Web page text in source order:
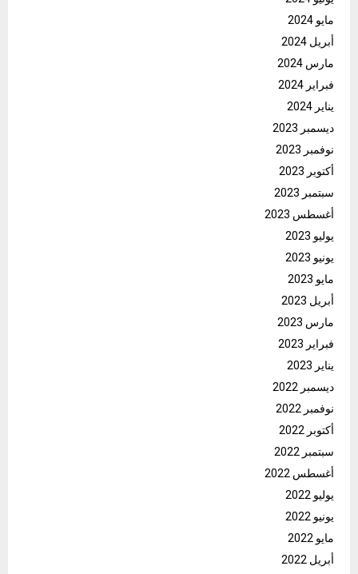
مايو 2024
أبريل 2024
مارس 2024
فبراير 2024
يناير 2024
ديسمبر 2023
نوفمبر 2023
أكتوبر 2023
سبتمبر 2023
أغسطس 2023
يوليو 2023
يونيو 2023
مايو 2023
أبريل 2023
مارس 2023
فبراير 2023
يناير 2023
ديسمبر 2022
نوفمبر 2022
أكتوبر 2022
سبتمبر 2022
أغسطس 2022
يوليو 2022
يونيو 2022
مايو 2022
أبريل 2022